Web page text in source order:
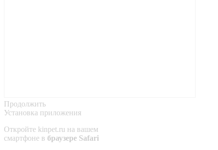
Продолжить
Установка приложения
Откройте kinpet.ru на вашем
смартфоне в браузере Safari